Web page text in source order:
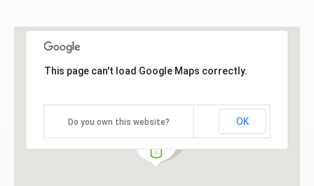
This page can't load Google Maps correctly.
Do you own this website? OK